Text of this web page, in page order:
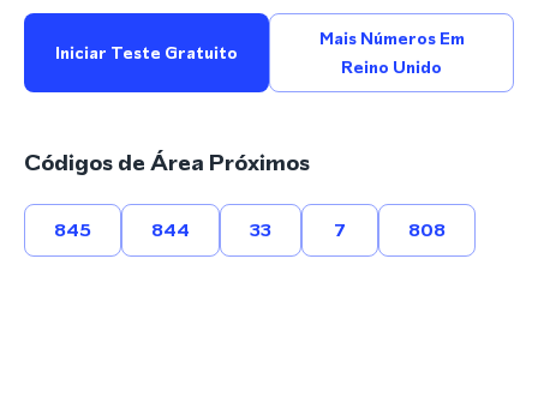
Iniciar Teste Gratuito
Mais Números Em
Reino Unido
Códigos de Área Próximos
845 844 33 7 808